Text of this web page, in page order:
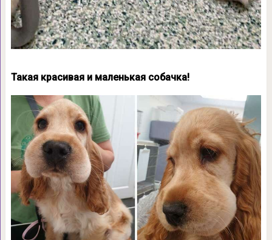
Такая красивая и маленькая собачка!